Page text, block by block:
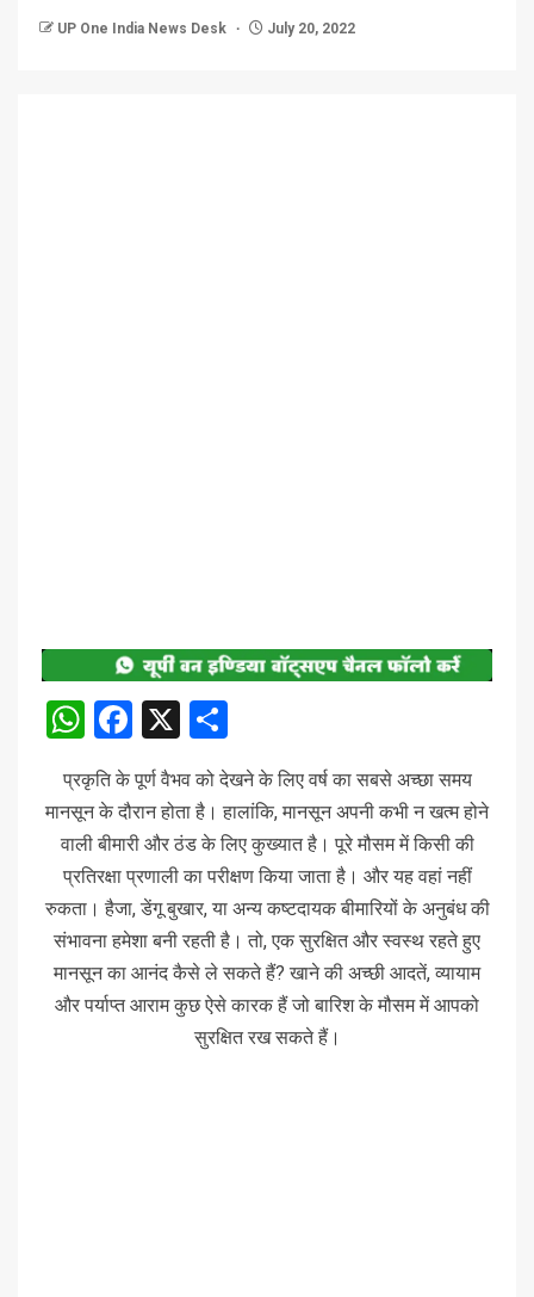
UP One India News Desk July 20, 2022
WhatsApp
Facebook
X
प्रकृति के पूर्ण वैभव को देखने के लिए वर्ष का सबसे अच्छा समय
मानसून के दौरान होता है। हालांकि, मानसून अपनी कभी न खत्म होने
वाली बीमारी और ठंड के लिए कुख्यात है। पूरे मौसम में किसी की
प्रतिरक्षा प्रणाली का परीक्षण किया जाता है। और यह वहां नहीं
रुकता। हैजा, डेंगू बुखार, या अन्य कष्टदायक बीमारियों के अनुबंध की
संभावना हमेशा बनी रहती है। तो, एक सुरक्षित और स्वस्थ रहते हुए
मानसून का आनंद कैसे ले सकते हैं? खाने की अच्छी आदतें, व्यायाम
और पर्याप्त आराम कुछ ऐसे कारक हैं जो बारिश के मौसम में आपको
सुरक्षित रख सकते हैं।